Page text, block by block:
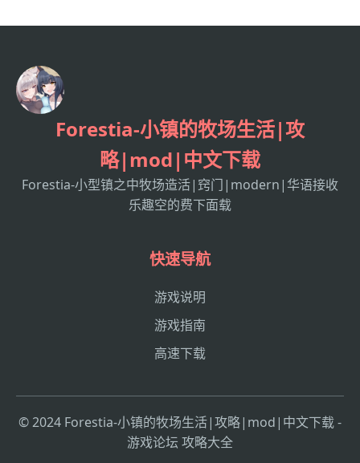
Forestia-小镇的牧场生活|攻
略|mod|中文下载
Forestia-小型镇之中牧场造活|窍门|modern|华语接收
乐趣空的费下面载
快速导航
游戏说明
游戏指南
高速下载
© 2024 Forestia-小镇的牧场生活|攻略|mod|中文下载 -
游戏论坛 攻略大全